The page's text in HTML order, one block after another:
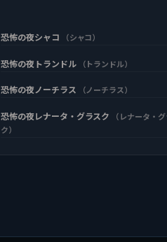
恐怖の夜シャコ （シャコ）
恐怖の夜トランドル （トランドル）
恐怖の夜ノーチラス （ノーチラス）
恐怖の夜レナータ・グラスク
（レナータ・
ク）